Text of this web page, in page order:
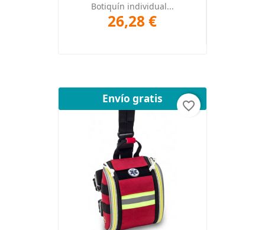
Botiquín individual...
26,28 €
Envío gratis
favorite_border